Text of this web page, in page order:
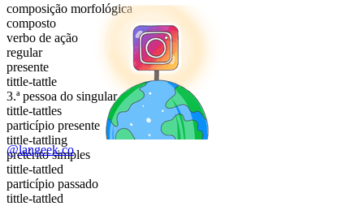
composição morfológica
composto
verbo de ação
regular
presente
tittle-tattle
3.ª pessoa do singular
tittle-tattles
particípio presente
tittle-tattling
pretérito simples
tittle-tattled
particípio passado
tittle-tattled
@langeek.co